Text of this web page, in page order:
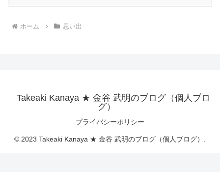
ホーム 思い出
Takeaki Kanaya ★ 金谷 武明のブログ（個人ブロ
グ）
プライバシーポリシー
© 2023 Takeaki Kanaya ★ 金谷 武明のブログ（個人ブログ）.